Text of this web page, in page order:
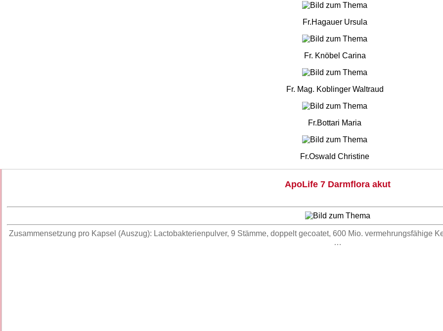
Fr.Hagauer Ursula
Fr. Knöbel Carina
Fr. Mag. Koblinger Waltraud
Fr.Bottari Maria
Fr.Oswald Christine
ApoLife 7 Darmflora akut
Zusammensetzung pro Kapsel (Auszug): Lactobakterienpulver, 9 Stämme, doppelt gecoatet, 600 Mio. vermehrungsfähige
…